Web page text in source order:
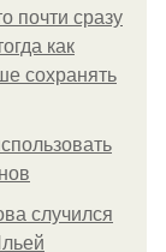
почти сразу
как
сохранять
случился